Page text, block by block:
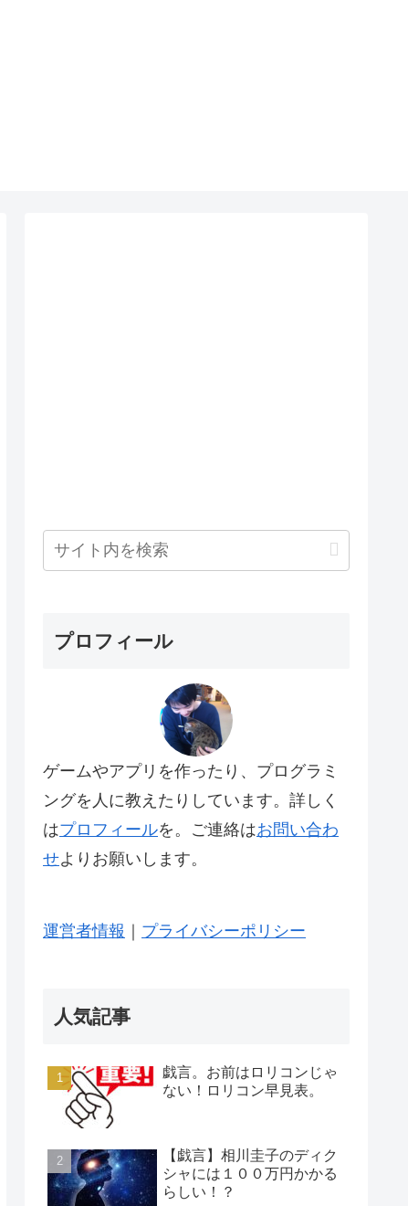
プロフィール
ゲームやアプリを作ったり、プログラミ
ングを人に教えたりしています。詳しく
はプロフィールを。ご連絡はお問い合わ
せよりお願いします。
運営者情報 プライバシーポリシー
人気記事
戯言。お前はロリコンじゃ
ない！ロリコン早見表。
【戯言】相川圭子のディク
シャには１００万円かかる
らしい！？